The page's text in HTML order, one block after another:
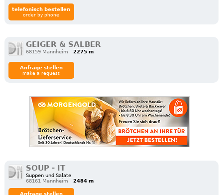
telefonisch bestellen
order by phone
GEIGER & SALBER
68159 Mannheim 2275 m
Anfrage stellen
make a request
SOUP - IT
Suppen und Salate
68161 Mannheim
2484 m
Anfrage stellen